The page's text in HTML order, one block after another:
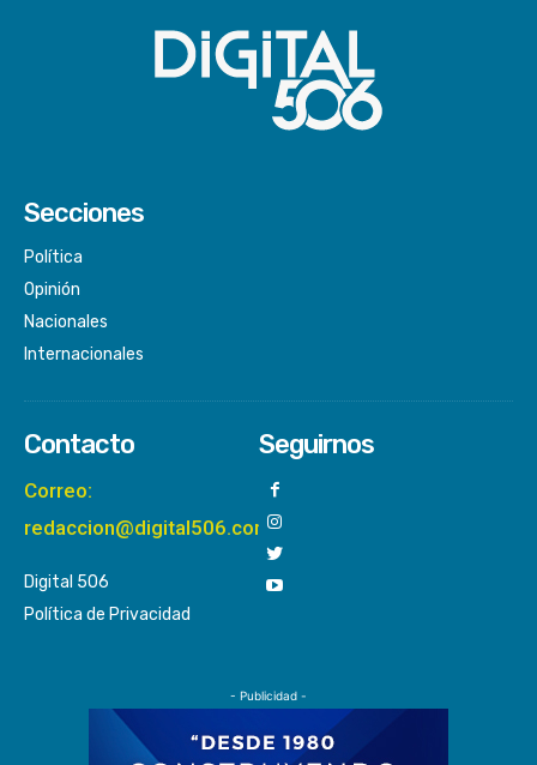
Secciones
Política
Opinión
Nacionales
Internacionales
Contacto
Correo:
redaccion@digital506.com
Digital 506
Política de Privacidad
Seguirnos
- Publicidad -